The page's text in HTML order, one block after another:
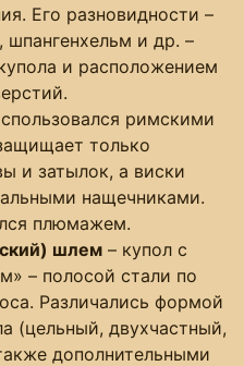
Его разновидности –
шпангенхельм и др. –
и расположением
римскими
только
и затылок, а виски
нащечниками.
плюмажем.
шлем – купол с
– полосой стали по
Различались формой
(цельный, двухчастный,
дополнительными